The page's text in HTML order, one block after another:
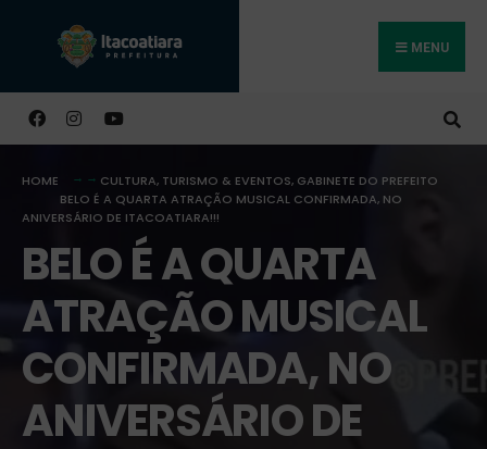
MENU
HOME CULTURA, TURISMO & EVENTOS, GABINETE DO PREFEITO
BELO É A QUARTA ATRAÇÃO MUSICAL CONFIRMADA, NO
ANIVERSÁRIO DE ITACOATIARA!!!
BELO É A QUARTA
ATRAÇÃO MUSICAL
CONFIRMADA, NO
ANIVERSÁRIO DE
Buscar